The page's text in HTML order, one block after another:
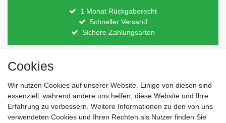
1 Monat Rückgaberecht
Schneller Versand
Sichere Zahlungsarten
Direkt vom Hersteller
Lagerware
Cookies
Wir nutzen Cookies auf unserer Website. Einige von diesen sind
essenziell, während andere uns helfen, diese Website und Ihre
Erfahrung zu verbessern. Weitere Informationen zu den von uns
verwendeten Cookies und Ihren Rechten als Nutzer finden Sie